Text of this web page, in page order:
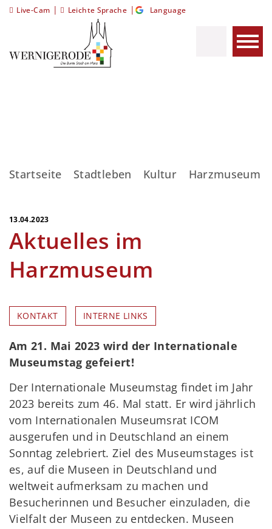
Live-Cam | Leichte Sprache | Language
Startseite Stadtleben Kultur Harzmuseum
13.04.2023
Aktuelles im
Harzmuseum
KONTAKT INTERNE LINKS
Am 21. Mai 2023 wird der Internationale
Museumstag gefeiert!
Der Internationale Museumstag findet im Jahr
2023 bereits zum 46. Mal statt. Er wird jährlich
vom Internationalen Museumsrat ICOM
ausgerufen und in Deutschland an einem
Sonntag zelebriert. Ziel des Museumstages ist
es, auf die Museen in Deutschland und
weltweit aufmerksam zu machen und
Besucherinnen und Besucher einzuladen, die
Vielfalt der Museen zu entdecken. Museen